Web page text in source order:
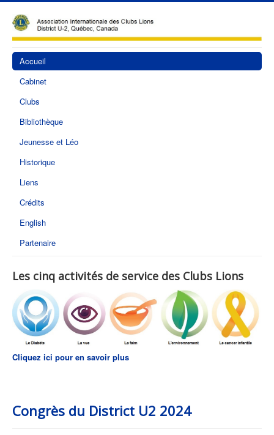
Accueil
Cabinet
Clubs
Bibliothèque
Jeunesse et Léo
Historique
Liens
Crédits
English
Partenaire
Les cinq activités de service des Clubs Lions
Cliquez ici pour en savoir plus
Congrès du District U2 2024